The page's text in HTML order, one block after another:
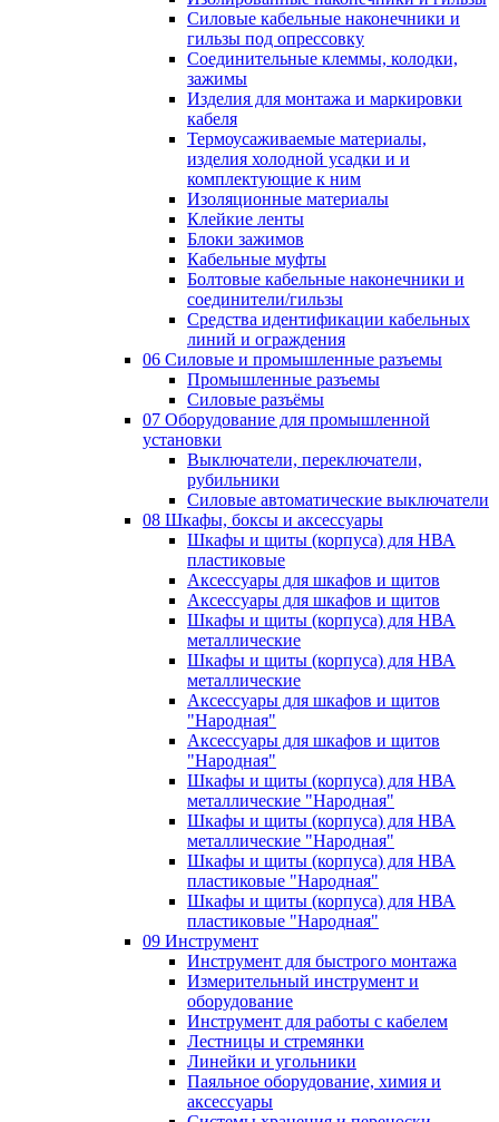
Силовые кабельные наконечники и
гильзы под опрессовку
Соединительные клеммы, колодки,
зажимы
Изделия для монтажа и маркировки
кабеля
Термоусаживаемые материалы,
изделия холодной усадки и и
комплектующие к ним
Изоляционные материалы
Клейкие ленты
Блоки зажимов
Кабельные муфты
Болтовые кабельные наконечники и
соединители/гильзы
Средства идентификации кабельных
линий и ограждения
06 Силовые и промышленные разъемы
Промышленные разъемы
Силовые разъёмы
07 Оборудование для промышленной
установки
Выключатели, переключатели,
рубильники
Силовые автоматические выключатели
08 Шкафы, боксы и аксессуары
Шкафы и щиты (корпуса) для НВА
пластиковые
Аксессуары для шкафов и щитов
Аксессуары для шкафов и щитов
Шкафы и щиты (корпуса) для НВА
металлические
Шкафы и щиты (корпуса) для НВА
металлические
Аксессуары для шкафов и щитов
"Народная"
Аксессуары для шкафов и щитов
"Народная"
Шкафы и щиты (корпуса) для НВА
металлические "Народная"
Шкафы и щиты (корпуса) для НВА
металлические "Народная"
Шкафы и щиты (корпуса) для НВА
пластиковые "Народная"
Шкафы и щиты (корпуса) для НВА
пластиковые "Народная"
09 Инструмент
Инструмент для быстрого монтажа
Измерительный инструмент и
оборудование
Инструмент для работы с кабелем
Лестницы и стремянки
Линейки и угольники
Паяльное оборудование, химия и
аксессуары